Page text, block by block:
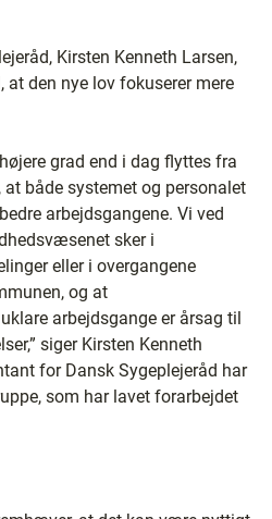
Kirsten Kenneth Larsen,
at den nye lov fokuserer mere
grad end i dag flyttes fra
både systemet og personalet
arbejdsgangene. Vi ved
sker i
eller i overgangene
og at
arbejdsgange er årsag til
siger Kirsten Kenneth
for Dansk Sygeplejeråd har
som har lavet forarbejdet